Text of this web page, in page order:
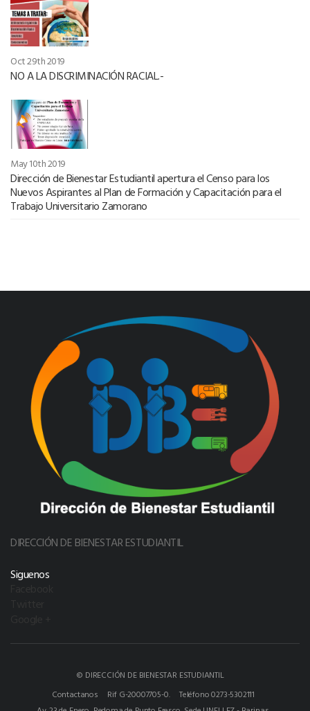
Oct 29th 2019
NO A LA DISCRIMINACIÓN RACIAL.-
May 10th 2019
Dirección de Bienestar Estudiantil apertura el Censo para los
Nuevos Aspirantes al Plan de Formación y Capacitación para el
Trabajo Universitario Zamorano
DIRECCIÓN DE BIENESTAR ESTUDIANTIL
Siguenos
© DIRECCIÓN DE BIENESTAR ESTUDIANTIL
Contactanos
Rif G-20007705-0.
Teléfono 0273-5302111